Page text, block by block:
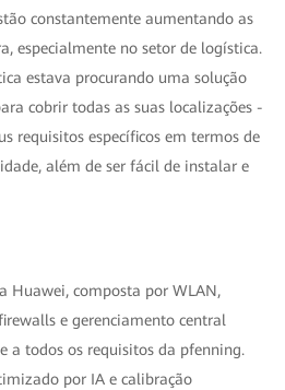
constantemente aumentando as
especialmente no setor de logística.
estava procurando uma solução
cobrir todas as suas localizações -
requisitos específicos em termos de
além de ser fácil de instalar e
Huawei, composta por WLAN,
e gerenciamento central
a todos os requisitos da pfenning.
por IA e calibração